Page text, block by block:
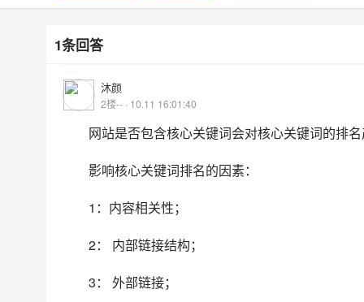
1条回答
沐颜
2楼-- · 10.11 16:01:40
网站是否包含核心关键词会对核心关键词的排
影响核心关键词排名的因素：
1：内容相关性；
2： 内部链接结构；
3： 外部链接；